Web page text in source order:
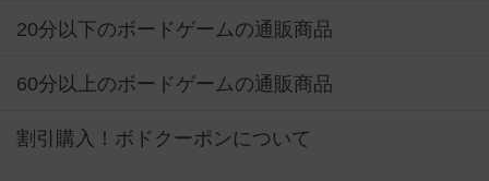
20分以下のボードゲームの通販商品
60分以上のボードゲームの通販商品
割引購入！ボドクーポンについて